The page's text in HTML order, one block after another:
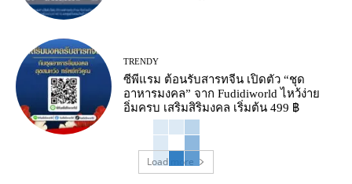
TRENDY
ซีพีแรม ต้อนรับสารทจีน เปิดตัว “ชุด
อาหารมงคล” จาก Fudidiworld ไหว้ง่าย
อิ่มครบ เสริมสิริมงคล เริ่มต้น 499 ฿
Load more